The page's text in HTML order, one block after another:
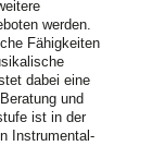
werden.
Fähigkeiten
dabei eine
und
ist in der
Instrumental-